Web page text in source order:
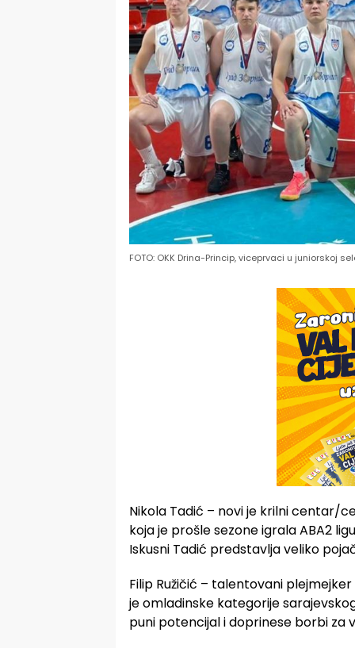
FOTO: OKK Drina-Princip, viceprvaci u juniorskoj
Nikola Tadić – novi je krilni centar/
koja je prošle sezone igrala ABA2
Iskusni Tadić predstavlja veliko
Filip Ružičić – talentovani
je omladinske kategorije
puni potencijal i doprinese borbi za